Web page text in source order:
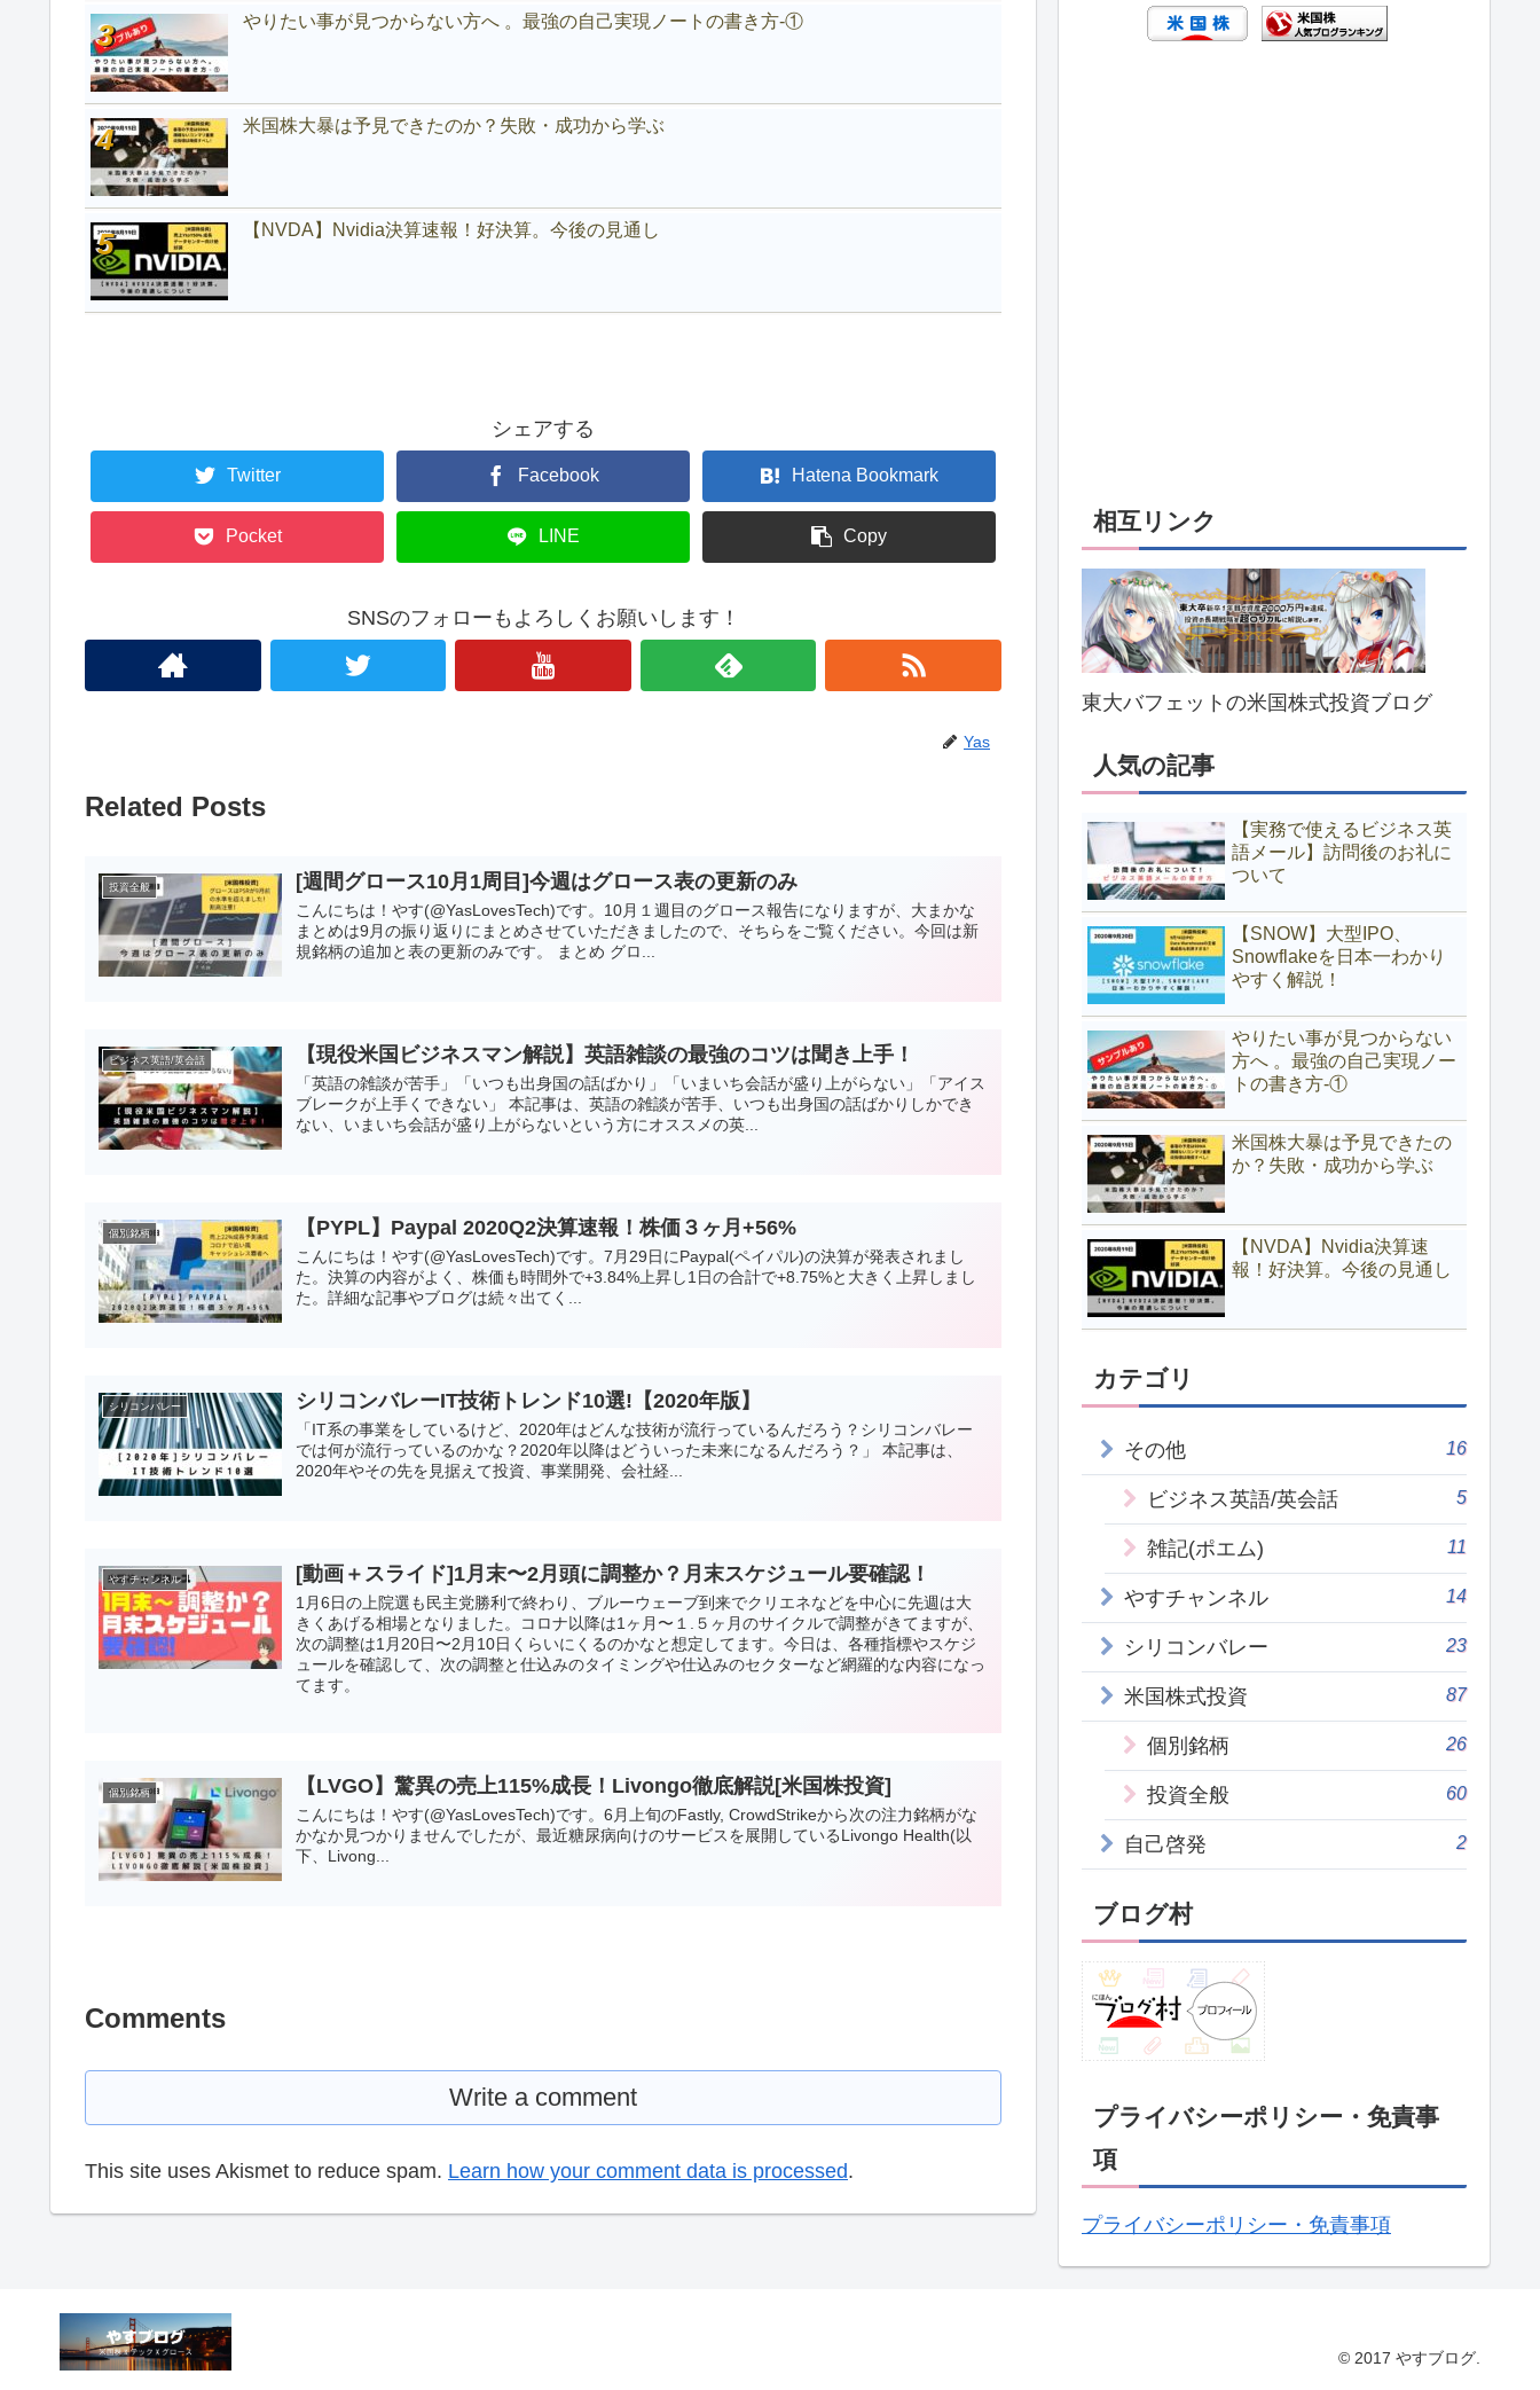
やりたい事が見つからない方へ 。最強の自己実現ノートの書き方-①
米国株大暴は予見できたのか？失敗・成功から学ぶ
【NVDA】Nvidia決算速報！好決算。今後の見通し
シェアする
Twitter Facebook Hatena Bookmark
Pocket LINE Copy
SNSのフォローもよろしくお願いします！
Yas
Related Posts
投資全般 [週間グロース10月1周目]今週はグロース表の更新のみ
こんにちは！やす(@YasLovesTech)です。10月１週目のグロース報告になりますが、大まかな
まとめは9月の振り返りにまとめさせていただきましたので、そちらをご覧ください。今回は新
規銘柄の追加と表の更新のみです。 まとめ グロ...
ビジネス英語/英会話 【現役米国ビジネスマン解説】英語雑談の最強のコツは聞き上手！
「英語の雑談が苦手」「いつも出身国の話ばかり」「いまいち会話が盛り上がらない」「アイス
ブレークが上手くできない」 本記事は、英語の雑談が苦手、いつも出身国の話ばかりしかでき
ない、いまいち会話が盛り上がらないという方にオススメの英...
個別銘柄 【PYPL】Paypal 2020Q2決算速報！株価３ヶ月+56%
こんにちは！やす(@YasLovesTech)です。7月29日にPaypal(ペイパル)の決算が発表されまし
た。決算の内容がよく、株価も時間外で+3.84%上昇し1日の合計で+8.75%と大きく上昇しまし
た。詳細な記事やブログは続々出てく...
シリコンバレー シリコンバレーIT技術トレンド10選!【2020年版】
「IT系の事業をしているけど、2020年はどんな技術が流行っているんだろう？シリコンバレー
では何が流行っているのかな？2020年以降はどういった未来になるんだろう？」 本記事は、
2020年やその先を見据えて投資、事業開発、会社経...
やすチャンネル [動画＋スライド]1月末〜2月頭に調整か？月末スケジュール要確認！
1月6日の上院選も民主党勝利で終わり、ブルーウェーブ到来でクリエネなどを中心に先週は大
きくあげる相場となりました。コロナ以降は1ヶ月〜１.５ヶ月のサイクルで調整がきてますが、
次の調整は1月20日〜2月10日くらいにくるのかなと想定してます。今日は、各種指標やスケジ
ュールを確認して、次の調整と仕込みのタイミングや仕込みのセクターなど網羅的な内容になっ
てます。
個別銘柄 【LVGO】驚異の売上115%成長！Livongo徹底解説[米国株投資]
こんにちは！やす(@YasLovesTech)です。6月上旬のFastly, CrowdStrikeから次の注力銘柄がな
かなか見つかりませんでしたが、最近糖尿病向けのサービスを展開しているLivongo Health(以
下、Livong...
Comments
Write a comment
This site uses Akismet to reduce spam. Learn how your comment data is processed.
相互リンク
東大バフェットの米国株式投資ブログ
人気の記事
【実務で使えるビジネス英
語メール】訪問後のお礼に
ついて
【SNOW】大型IPO、
Snowflakeを日本一わかり
やすく解説！
やりたい事が見つからない
方へ 。最強の自己実現ノー
トの書き方-①
米国株大暴は予見できたの
か？失敗・成功から学ぶ
【NVDA】Nvidia決算速
報！好決算。今後の見通し
カテゴリ
その他 16
ビジネス英語/英会話 5
雑記(ポエム) 11
やすチャンネル 14
シリコンバレー 23
米国株式投資 87
個別銘柄 26
投資全般 60
自己啓発 2
ブログ村
プライバシーポリシー・免責事
項
プライバシーポリシー・免責事項
© 2017 やすブログ.